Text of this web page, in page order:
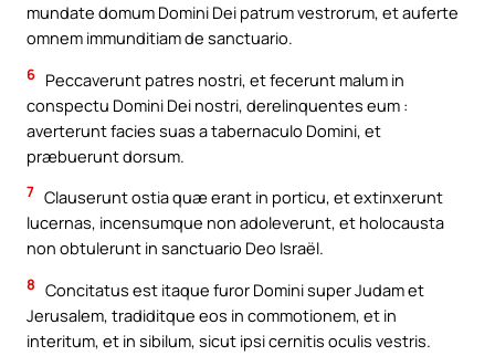
mundate domum Domini Dei patrum vestrorum, et auferte
omnem immunditiam de sanctuario.
6 Peccaverunt patres nostri, et fecerunt malum in
conspectu Domini Dei nostri, derelinquentes eum :
averterunt facies suas a tabernaculo Domini, et
præbuerunt dorsum.
7 Clauserunt ostia quæ erant in porticu, et extinxerunt
lucernas, incensumque non adoleverunt, et holocausta
non obtulerunt in sanctuario Deo Israël.
8 Concitatus est itaque furor Domini super Judam et
Jerusalem, tradiditque eos in commotionem, et in
interitum, et in sibilum, sicut ipsi cernitis oculis vestris.